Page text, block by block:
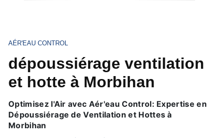
AÉR'EAU CONTROL
dépoussiérage ventilation
et hotte à Morbihan
Optimisez l'Air avec Aér'eau Control: Expertise en
Dépoussiérage de Ventilation et Hottes à
Morbihan